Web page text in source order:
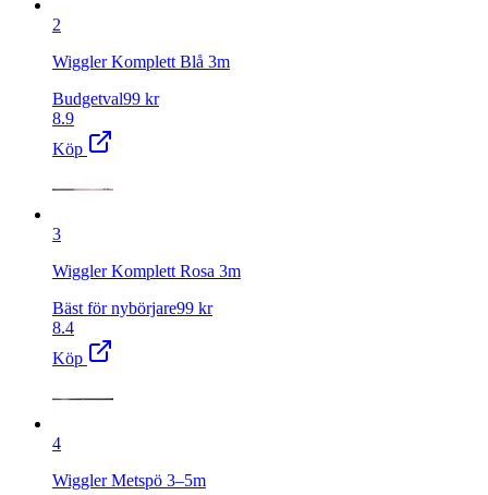
2
Wiggler Komplett Blå 3m
Budgetval99 kr
8.9
Köp
3
Wiggler Komplett Rosa 3m
Bäst för nybörjare99 kr
8.4
Köp
4
Wiggler Metspö 3–5m